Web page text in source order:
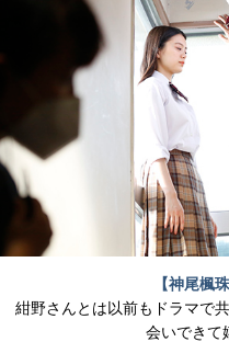
【神尾楓
紺野さんとは以前もドラマで
会いできて